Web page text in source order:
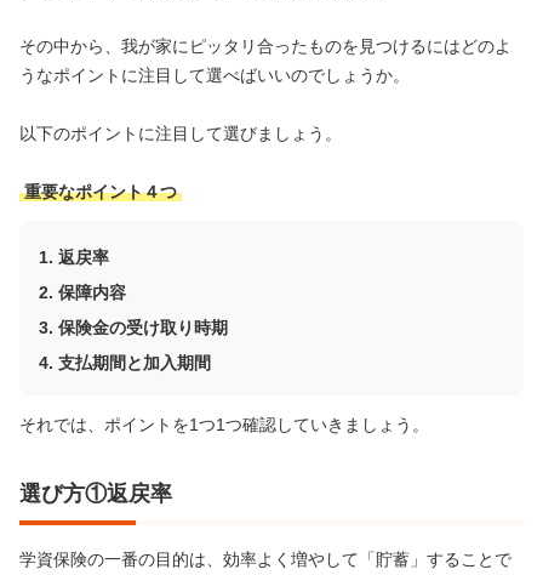
その中から、我が家にピッタリ合ったものを見つけるにはどのよ
うなポイントに注目して選べばいいのでしょうか。
以下のポイントに注目して選びましょう。
重要なポイント４つ
返戻率
保障内容
保険金の受け取り時期
支払期間と加入期間
それでは、ポイントを1つ1つ確認していきましょう。
選び方①返戻率
学資保険の一番の目的は、効率よく増やして「貯蓄」することで